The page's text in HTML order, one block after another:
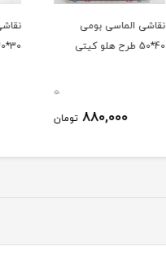
نقاشی الماسی بومی
40*50 طرح هلو کیتی
0
880,000 تومان
30*30 کرومی هپی